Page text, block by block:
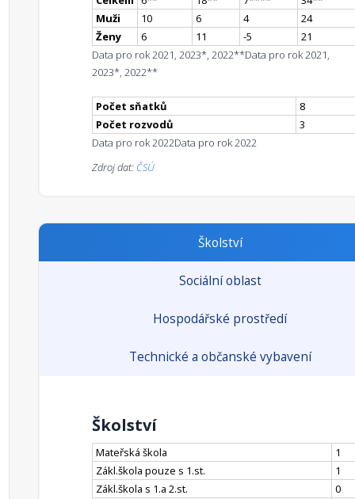
Muži
10 6 4
24
Ženy
6 11 -5
21
Data pro rok 2021, 2023*, 2022**Data pro rok 2021,
2023*, 2022**
Počet sňatků
8
Počet rozvodů
3
Data pro rok 2022Data pro rok 2022
Zdroj dat: ČSÚ
Školství
Sociální oblast
Hospodářské prostředí
Technické a občanské vybavení
Školství
Mateřská škola
1
Zákl.škola pouze s 1.st.
1
Zákl.škola s 1.a 2.st.
0